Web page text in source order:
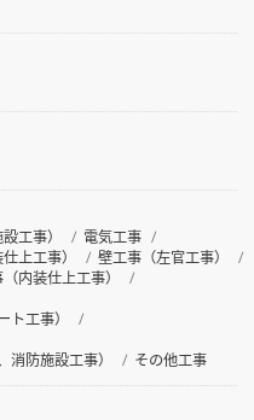
工事）
電気工事
上工事）
壁工事（左官工事）
内装仕上工事）
工事）
防施設工事）
その他工事